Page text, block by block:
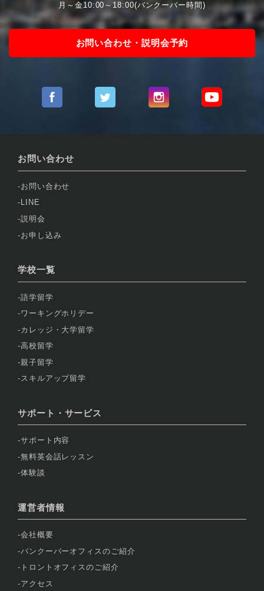
月～金10:00～18:00(バンクーバー時間)
お問い合わせ・説明会予約
お問い合わせ
お問い合わせ
LINE
説明会
お申し込み
学校一覧
語学留学
ワーキングホリデー
カレッジ・大学留学
高校留学
親子留学
スキルアップ留学
サポート・サービス
サポート内容
無料英会話レッスン
体験談
運営者情報
会社概要
バンクーバーオフィスのご紹介
トロントオフィスのご紹介
アクセス